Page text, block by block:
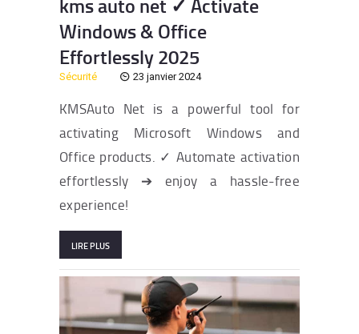
Windows & Office
Effortlessly 2025
Sécurité 23 janvier 2024
KMSAuto Net is a powerful tool for
activating Microsoft Windows and
Office products. ✓ Automate activation
effortlessly ➔ enjoy a hassle-free
experience!
LIRE PLUS